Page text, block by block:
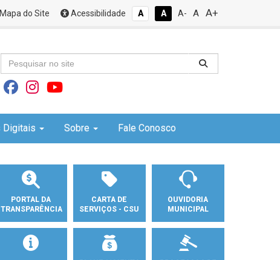
Mapa do Site Acessibilidade A A A- A A+
Digitais Sobre Fale Conosco
PORTAL DA
TRANSPARÊNCIA
CARTA DE
SERVIÇOS - CSU
OUVIDORIA
MUNICIPAL